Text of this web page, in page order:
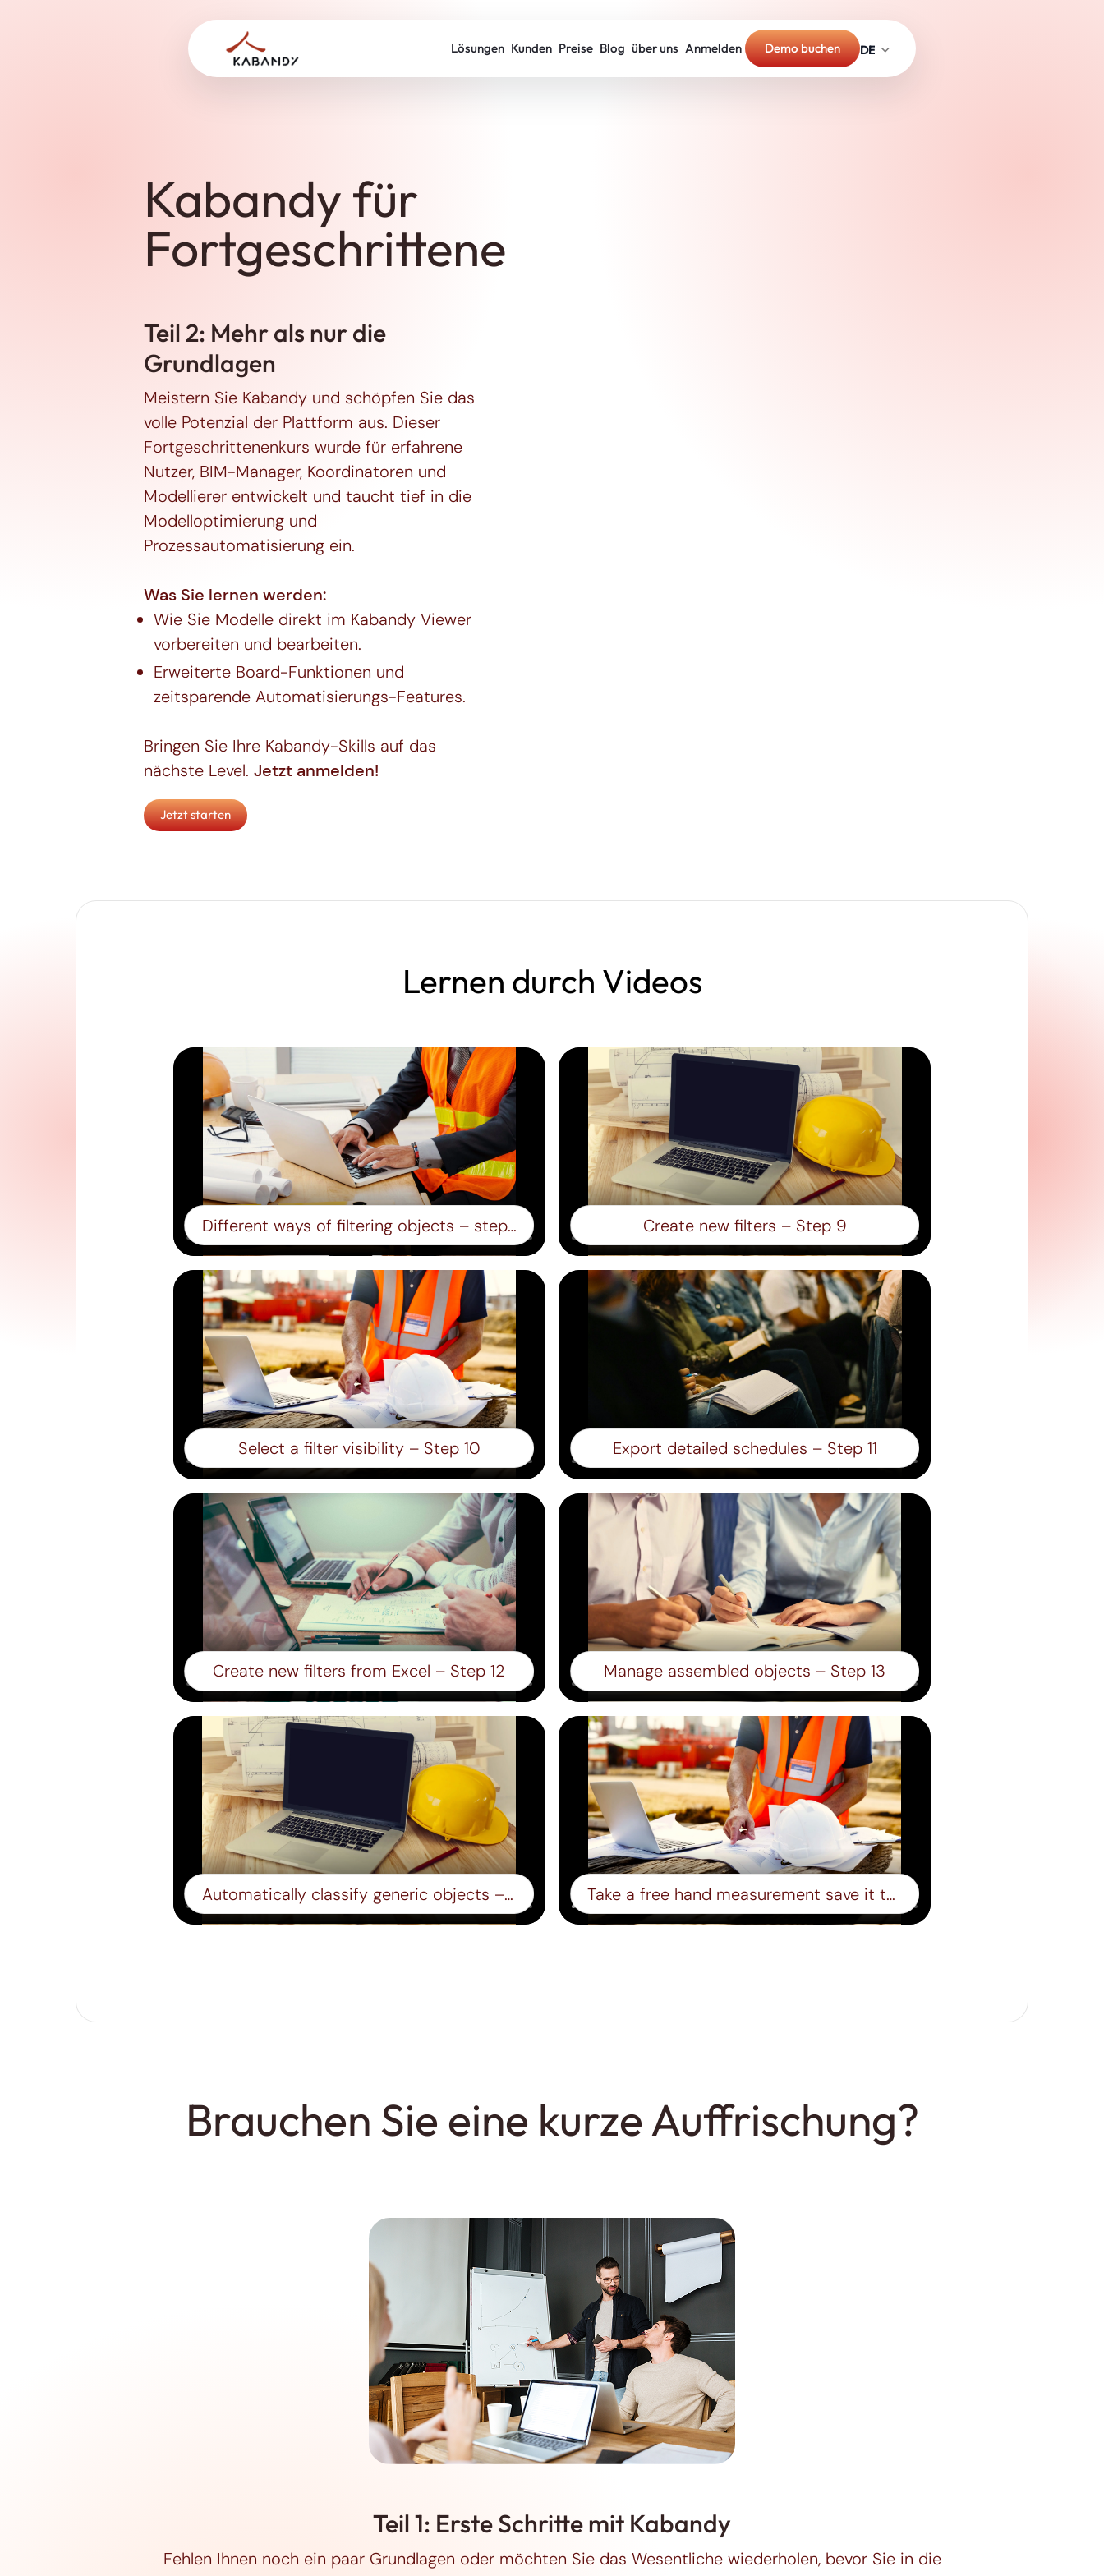
Lösungen Kunden Preise Blog über uns Anmelden Demo buchen
Kabandy für
Fortgeschrittene
Teil 2: Mehr als nur die
Grundlagen
Meistern Sie Kabandy und schöpfen Sie das
volle Potenzial der Plattform aus. Dieser
Fortgeschrittenenkurs wurde für erfahrene
Nutzer, BIM-Manager, Koordinatoren und
Modellierer entwickelt und taucht tief in die
Modelloptimierung und
Prozessautomatisierung ein.
Was Sie lernen werden:
Wie Sie Modelle direkt im Kabandy Viewer
vorbereiten und bearbeiten.
Erweiterte Board-Funktionen und
zeitsparende Automatisierungs-Features.
Bringen Sie Ihre Kabandy-Skills auf das
nächste Level. Jetzt anmelden!
Jetzt starten
Lernen durch Videos
Different ways of filtering objects – step 8 Create new filters – Step 9
Select a filter visibility – Step 10 Export detailed schedules – Step 11
Create new filters from Excel – Step 12 Manage assembled objects – Step 13
Automatically classify generic objects – Step 14 Take a free hand measurement save it to a board- Step 15
Brauchen Sie eine kurze Auffrischung?
Teil 1: Erste Schritte mit Kabandy
Fehlen Ihnen noch ein paar Grundlagen oder möchten Sie das Wesentliche wiederholen, bevor Sie in die